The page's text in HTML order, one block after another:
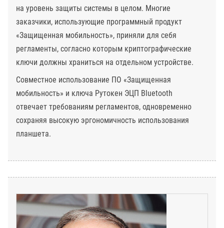
на уровень защиты системы в целом. Многие
заказчики, использующие программный продукт
«Защищенная мобильность», приняли для себя
регламенты, согласно которым криптографические
ключи должны храниться на отдельном устройстве.
Совместное использование ПО «Защищенная
мобильность» и ключа Рутокен ЭЦП Bluetooth
отвечает требованиям регламентов, одновременно
сохраняя высокую эргономичность использования
планшета.